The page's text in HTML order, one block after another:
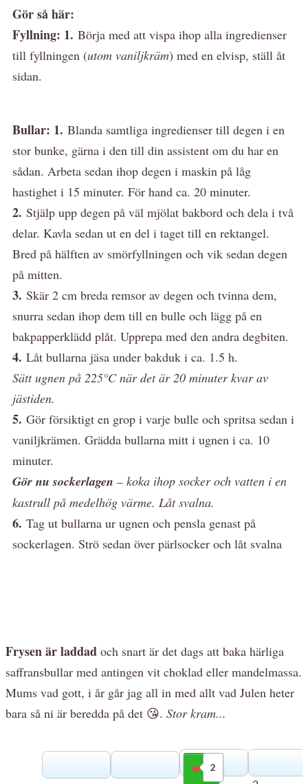
Gör så här:
Fyllning: 1. Börja med att vispa ihop alla ingredienser
till fyllningen (utom vaniljkräm) med en elvisp, ställ åt
sidan.
Bullar: 1. Blanda samtliga ingredienser till degen i en
stor bunke, gärna i den till din assistent om du har en
sådan. Arbeta sedan ihop degen i maskin på låg
hastighet i 15 minuter. För hand ca. 20 minuter.
2. Stjälp upp degen på väl mjölat bakbord och dela i två
delar. Kavla sedan ut en del i taget till en rektangel.
Bred på hälften av smörfyllningen och vik sedan degen
på mitten.
3. Skär 2 cm breda remsor av degen och tvinna dem,
snurra sedan ihop dem till en bulle och lägg på en
bakpapperklädd plåt. Upprepa med den andra degbiten.
4. Låt bullarna jäsa under bakduk i ca. 1.5 h.
Sätt ugnen på 225°C när det är 20 minuter kvar av
jästiden.
5. Gör försiktigt en grop i varje bulle och spritsa sedan i
vaniljkrämen. Grädda bullarna mitt i ugnen i ca. 10
minuter.
Gör nu sockerlagen – koka ihop socker och vatten i en
kastrull på medelhög värme. Låt svalna.
6. Tag ut bullarna ur ugnen och pensla genast på
sockerlagen. Strö sedan över pärlsocker och låt svalna
Frysen är laddad och snart är det dags att baka härliga
saffransbullar med antingen vit choklad eller mandelmassa.
Mums vad gott, i år går jag all in med allt vad Julen heter
bara så ni är beredda på det 😘. Stor kram...
2
Gilla